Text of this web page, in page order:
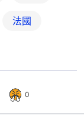
法國
0